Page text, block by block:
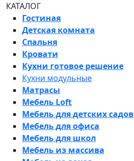
КАТАЛОГ
Гостиная
Детская комната
Спальня
Кровати
Кухни готовое решение
Кухни модульные
Матрасы
Мебель Loft
Мебель для детских садов
Мебель для офиса
Мебель для школ
Мебель из массива